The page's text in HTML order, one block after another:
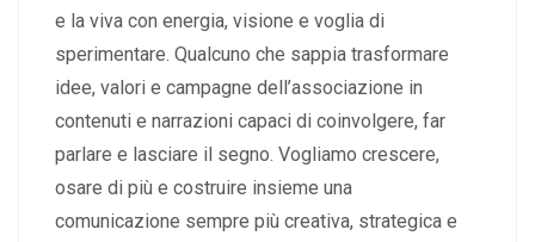
e la viva con energia, visione e voglia di
sperimentare. Qualcuno che sappia trasformare
idee, valori e campagne dell’associazione in
contenuti e narrazioni capaci di coinvolgere, far
parlare e lasciare il segno. Vogliamo crescere,
osare di più e costruire insieme una
comunicazione sempre più creativa, strategica e